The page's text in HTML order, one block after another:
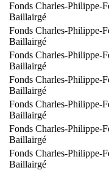
Fonds Charles-Philippe-
Baillairgé
Fonds Charles-Philippe-
Baillairgé
Fonds Charles-Philippe-
Baillairgé
Fonds Charles-Philippe-
Baillairgé
Fonds Charles-Philippe-
Baillairgé
Fonds Charles-Philippe-
Baillairgé
Fonds Charles-Philippe-
Baillairgé